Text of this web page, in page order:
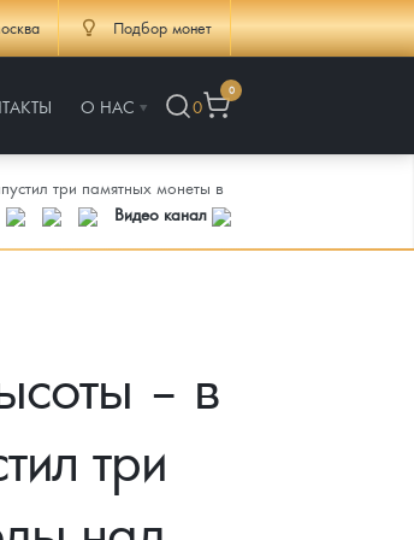
Подбор монет
О НАС 0
0
три памятных монеты в
Видео канал
– в
три